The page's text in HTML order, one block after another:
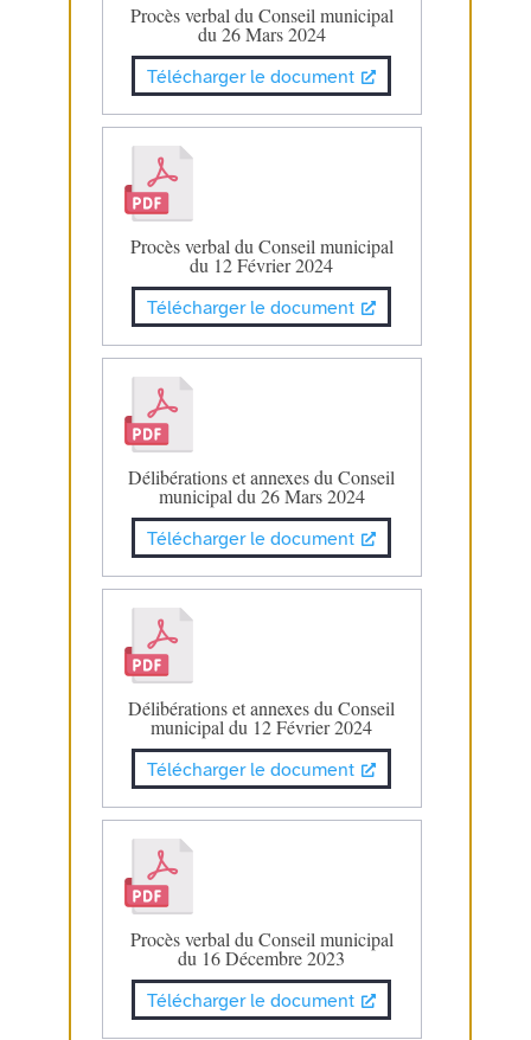
Procès verbal du Conseil municipal
du 26 Mars 2024
Télécharger le document
Procès verbal du Conseil municipal
du 12 Février 2024
Télécharger le document
Délibérations et annexes du Conseil
municipal du 26 Mars 2024
Télécharger le document
Délibérations et annexes du Conseil
municipal du 12 Février 2024
Télécharger le document
Procès verbal du Conseil municipal
du 16 Décembre 2023
Télécharger le document